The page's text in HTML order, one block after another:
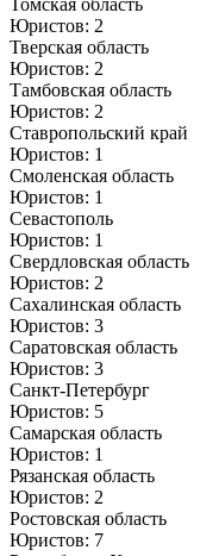
Томская область
Юристов: 2
Тверская область
Юристов: 2
Тамбовская область
Юристов: 2
Ставропольский край
Юристов: 1
Смоленская область
Юристов: 1
Севастополь
Юристов: 1
Свердловская область
Юристов: 2
Сахалинская область
Юристов: 3
Саратовская область
Юристов: 3
Санкт-Петербург
Юристов: 5
Самарская область
Юристов: 1
Рязанская область
Юристов: 2
Ростовская область
Юристов: 7